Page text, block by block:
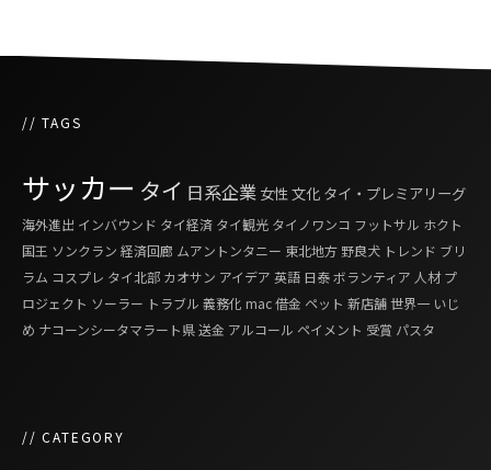
// TAGS
サッカー タイ 日系企業 女性 文化 タイ・プレミアリーグ
海外進出 インバウンド タイ経済 タイ観光 タイノワンコ フットサル ホクト
国王 ソンクラン 経済回廊 ムアントンタニー 東北地方 野良犬 トレンド ブリ
ラム コスプレ タイ北部 カオサン アイデア 英語 日泰ボランティア 人材 プ
ロジェクト ソーラー トラブル 義務化 mac借金 ペット 新店舗世界一 いじ
め ナコーンシータマラート県送金 アルコール ペイメント 受賞 パスタ
// CATEGORY